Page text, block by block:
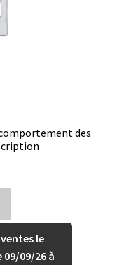
des
le
09/09/26 à